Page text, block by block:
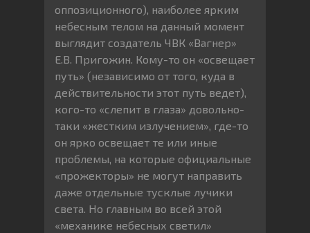
оппозиционного), наиболее ярким
небесным телом на данный момент
выглядит создатель ЧВК «Вагнер»
Е.В. Пригожин. Кому-то он «освещает
путь» (независимо от того, куда в
действительности этот путь ведет),
кого-то «слепит в глаза» довольно-
таки «жестким излучением», где-то
он ярко освещает те или иные
проблемы, на которые официальные
«прожекторы» не могут направить
даже отдельные тусклые лучики
света. Но главным во всей этой
«механике небесных светил»